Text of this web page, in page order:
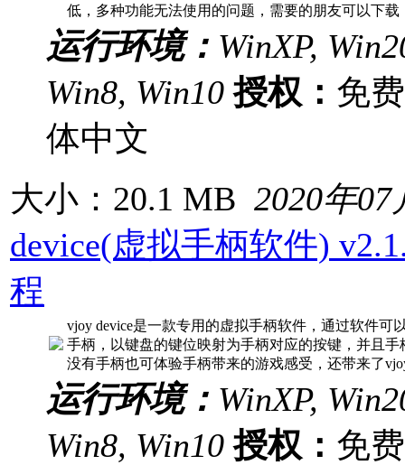
低，多种功能无法使用的问题，需要的朋友可以下载
运行环境： WinXP,
Win8, Win10 授权： 免
体中文
大小：20.1 MB 2020年07
device(虚拟手柄软件)
程
vjoy device是一款专用的虚拟手柄软件，通过软件可
手柄，以键盘的键位映射为手柄对应的按键，并且
没有手柄也可体验手柄带来的游戏感受，还带来了
运行环境： WinXP,
Win8, Win10 授权： 免